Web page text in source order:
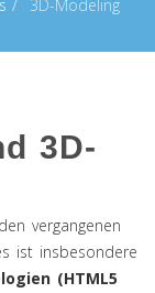
3D-Modeling
3D-
vergangenen
ist insbesondere
(HTML5